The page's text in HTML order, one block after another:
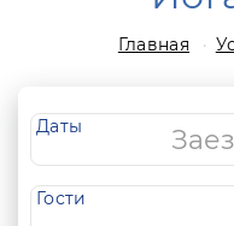
Главная
Даты
Гости